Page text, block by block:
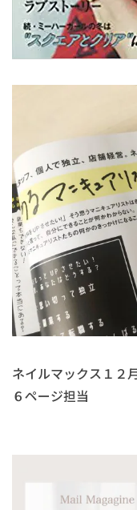
ネイルマックス１２
６ページ担当